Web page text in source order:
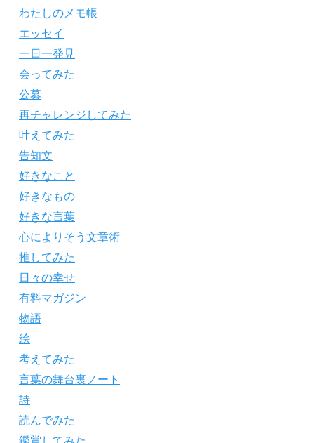
わたしのメモ帳
エッセイ
一日一発見
会ってみた
公募
再チャレンジしてみた
叶えてみた
告知文
好きなこと
好きなもの
好きな言葉
心によりそう文章術
推してみた
日々の幸せ
有料マガジン
物語
絵
考えてみた
言葉の舞台裏ノート
詩
読んでみた